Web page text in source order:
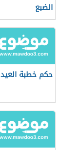
الضبع
حكم خطبة العيد